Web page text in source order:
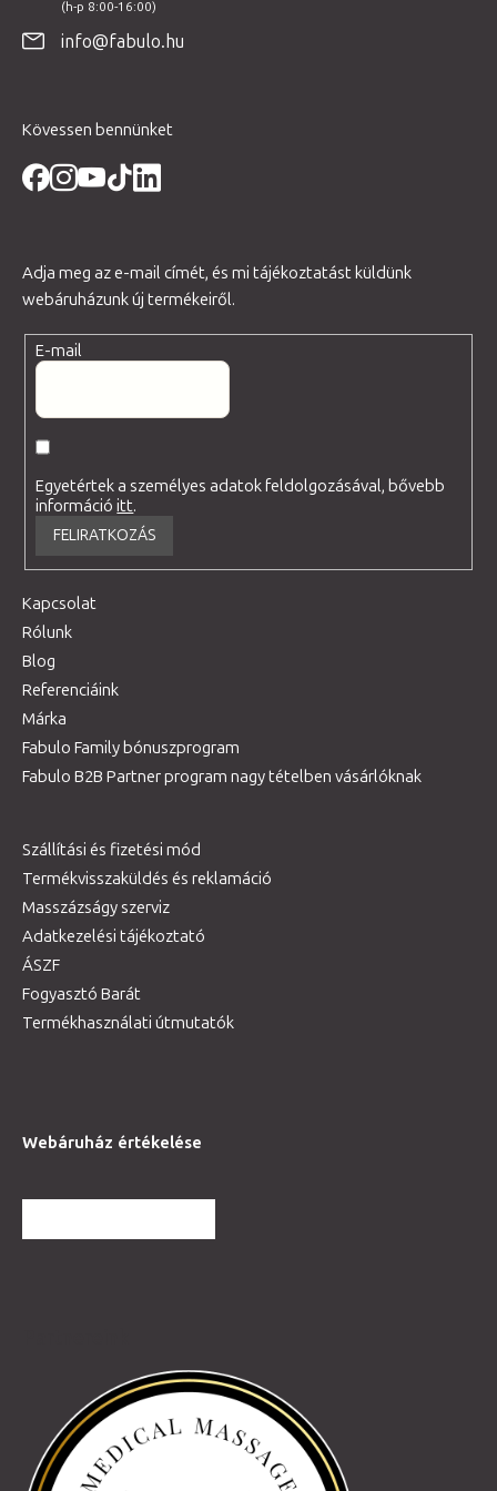
info@fabulo.hu
Kövessen bennünket
Adja meg az e-mail címét, és mi tájékoztatást küldünk
webáruházunk új termékeiről.
E-mail
Egyetértek a személyes adatok feldolgozásával, bővebb
információitt.
FELIRATKOZÁS
Kapcsolat
Rólunk
Blog
Referenciáink
Márka
Fabulo Family bónuszprogram
Fabulo B2B Partner program nagy tételben vásárlóknak
Szállítási és fizetési mód
Termékvisszaküldés és reklamáció
Masszázságy szerviz
Adatkezelési tájékoztató
ÁSZF
Fogyasztó Barát
Termékhasználati útmutatók
Webáruház értékelése